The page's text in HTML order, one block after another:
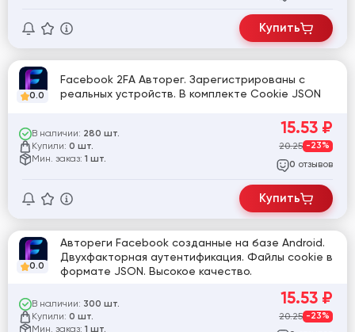
Купить
0.0
Facebook 2FA Авторег. Зарегистрированы с
реальных устройств. В комплекте Cookie JSON
В наличии: 280 шт.
Купили: 0 шт.
Мин. заказ: 1 шт.
15.53 ₽
20.25 -23%
0 отзывов
Купить
0.0
Автореги Facebook созданные на базе Android.
Двухфакторная аутентификация. Файлы cookie в
формате JSON. Высокое качество.
В наличии: 300 шт.
Купили: 0 шт.
Мин. заказ: 1 шт.
15.53 ₽
20.25 -23%